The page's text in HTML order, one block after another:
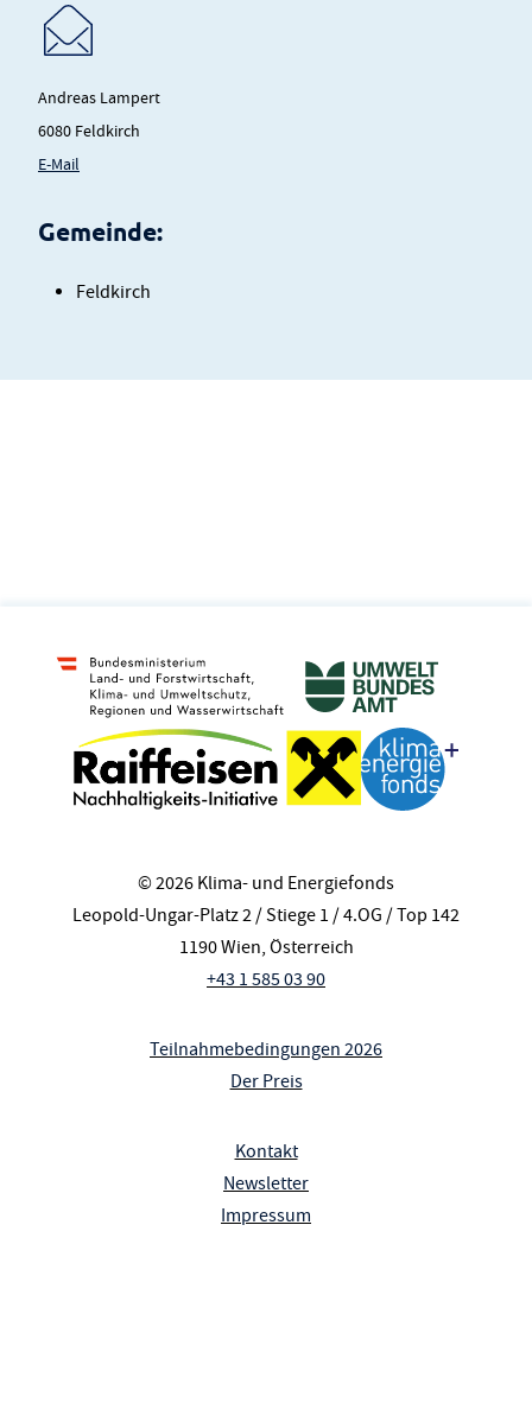
Gemeinde:
Feldkirch
Andreas Lampert
6080 Feldkirch
E-Mail
© 2026 Klima- und Energiefonds
Leopold-Ungar-Platz 2 / Stiege 1 / 4.OG / Top 142
1190 Wien, Österreich
+43 1 585 03 90
Teilnahmebedingungen 2026
Der Preis
Kontakt
Newsletter
Impressum